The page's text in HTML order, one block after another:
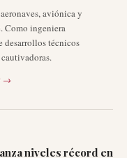
aviónica y
Como ingeniera
desarrollos técnicos
→
niveles récord en